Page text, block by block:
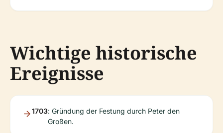
Wichtige historische
Ereignisse
1703: Gründung der Festung durch Peter den
Großen.